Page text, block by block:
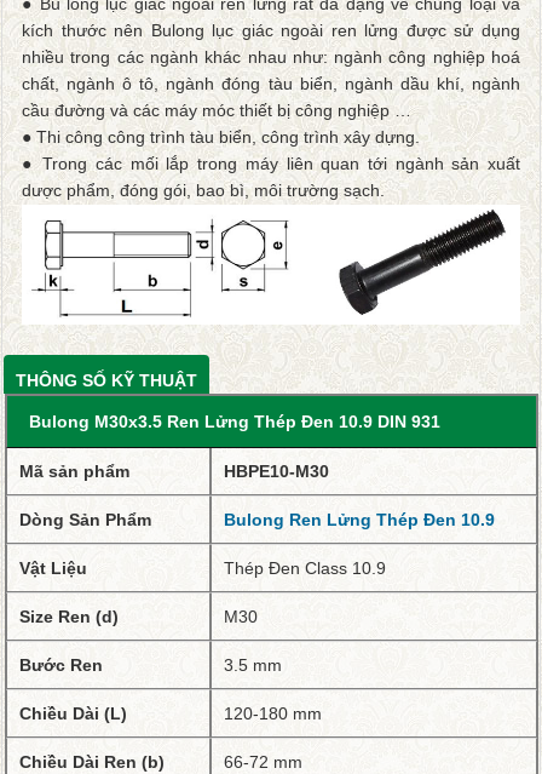
kích thước nên Bulong lục giác ngoài ren lửng được sử dụng
nhiều trong các ngành khác nhau như: ngành công nghiệp hoá
chất, ngành ô tô, ngành đóng tàu biển, ngành dầu khí, ngành
cầu đường và các máy móc thiết bị công nghiệp …
● Thi công công trình tàu biển, công trình xây dựng.
● Trong các mối lắp trong máy liên quan tới ngành sản xuất
dược phẩm, đóng gói, bao bì, môi trường sạch.
THÔNG SỐ KỸ THUẬT
Bulong M30x3.5 Ren Lửng Thép Đen 10.9 DIN 931
Mã sản phẩm HBPE10-M30
Dòng Sản Phẩm Bulong Ren Lửng Thép Đen 10.9
Vật Liệu Thép Đen Class 10.9
Size Ren (d) M30
Bước Ren 3.5 mm
Chiều Dài (L) 120-180 mm
Chiều Dài Ren (b) 66-72 mm